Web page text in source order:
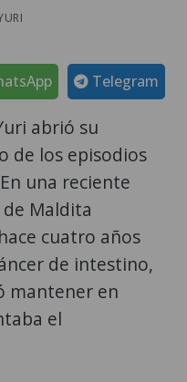
Telegram
abrió su
de los episodios
una reciente
Maldita
cuatro años
de intestino,
mantener en
el